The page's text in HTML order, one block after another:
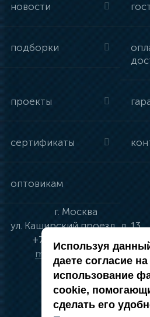
новости
подборки
проекты
сертификаты
оптовикам
г. Москва
ул. Каширский проезд, д. 13
+7 (495) 134-41-83
moskva@vincci.ru
политика в
Используя
даете согласие на
использование
cookie,
сделать его